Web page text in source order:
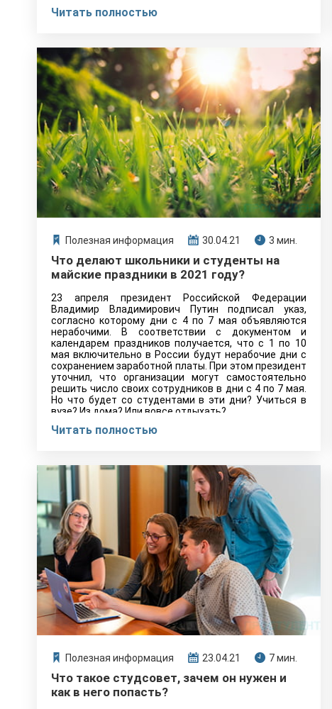
Читать полностью
Полезная информация 30.04.21 3 мин.
Что делают школьники и студенты на
майские праздники в 2021 году?
23 апреля президент Российской Федерации
Владимир Владимирович Путин подписал указ,
согласно которому дни с 4 по 7 мая объявляются
нерабочими. В соответствии с документом и
календарем праздников получается, что с 1 по 10
мая включительно в России будут нерабочие дни с
сохранением заработной платы. При этом президент
уточнил, что организации могут самостоятельно
решить число своих сотрудников в дни с 4 по 7 мая.
Но что будет со студентами в эти дни? Учиться в
вузе? Из дома? Или вовсе отдыхать?
Читать полностью
Полезная информация 23.04.21 7 мин.
Что такое студсовет, зачем он нужен и
как в него попасть?